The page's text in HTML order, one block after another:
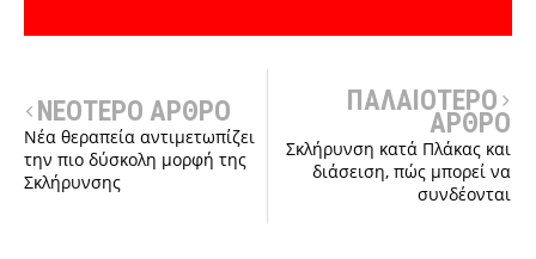
ΝΕΟΤΕΡΟ ΑΡΘΡΟ
Νέα θεραπεία αντιμετωπίζει
την πιο δύσκολη μορφή της
Σκλήρυνσης
ΠΑΛΑΙΟΤΕΡΟ
ΑΡΘΡΟ
Σκλήρυνση κατά Πλάκας και
διάσειση, πώς μπορεί να
συνδέονται